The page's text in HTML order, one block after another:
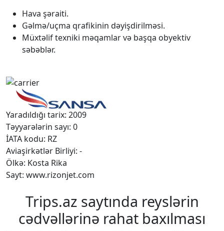
Hava şəraiti.
Gəlmə/uçma qrafikinin dəyişdirilməsi.
Müxtəlif texniki məqamlar və başqa obyektiv
səbəblər.
Yaradıldığı tarix: 2009
Təyyarələrin sayı: 0
İATA kodu: RZ
Aviaşirkətlər Birliyi: -
Ölkə: Kosta Rika
Sayt: www.rizonjet.com
Trips.az saytında reyslərin
cədvəllərinə rahat baxılması